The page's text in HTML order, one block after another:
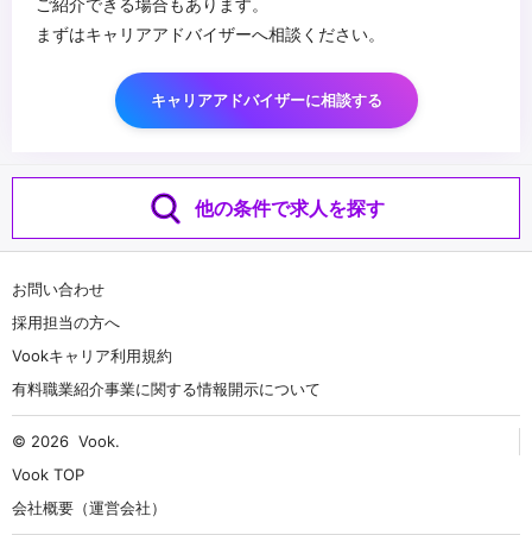
ご紹介できる場合もあります。
まずはキャリアアドバイザーへ相談ください。
キャリアアドバイザーに相談する
他の条件で求人を探す
お問い合わせ
採用担当の方へ
Vookキャリア利用規約
有料職業紹介事業に関する情報開示について
© 2026 Vook.
Vook TOP
会社概要（運営会社）